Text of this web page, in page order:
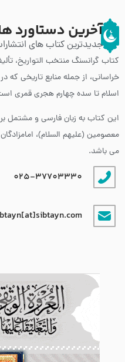
آخرین دستاورد
جدیدترین کتاب های
کتاب گرانسنگ منتخب التواريخ،
خراسانی، از جمله منابع تاریخی که
اسلام تا سده چهارم هجری قمری
این کتاب به زبان فارسی و مشتمل
معصومین (علیهم السلام)،
می باشد.
025-37703330